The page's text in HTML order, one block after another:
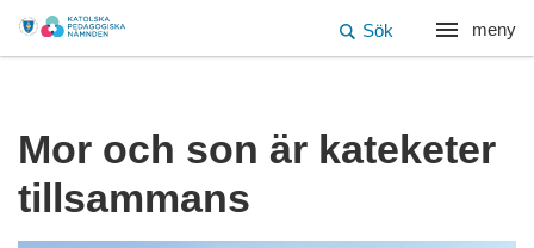
meny
Sök
Mor och son är kateketer
tillsammans